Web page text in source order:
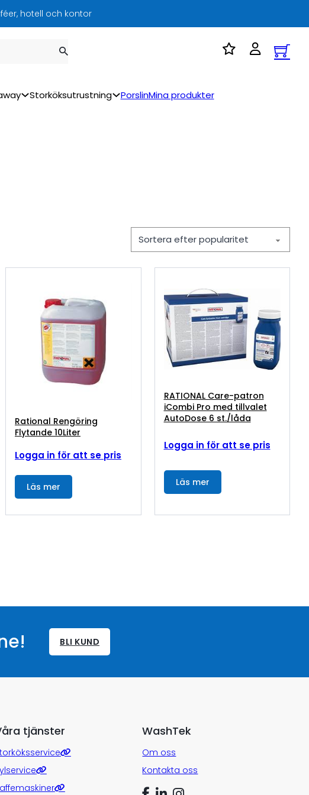
hotell och kontor
Storköksutrustning PorslinMina produkter
Rational Rengöring
Flytande 10Liter
Logga in för att se pris
Läs mer
RATIONAL Care-patron
iCombi Pro med tillvalet
AutoDose 6 st./låda
Logga in för att se pris
Läs mer
BLI KUND
tjänster WashTek
Om oss
Kontakta oss